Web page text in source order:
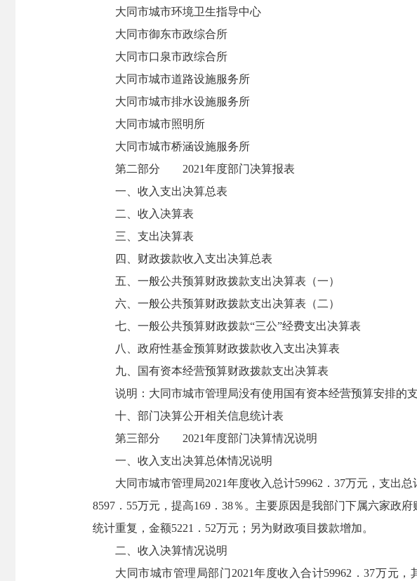
大同市城市环境卫生指导中心
大同市御东市政综合所
大同市口泉市政综合所
大同市城市道路设施服务所
大同市城市排水设施服务所
大同市城市照明所
大同市城市桥涵设施服务所
第二部分 2021年度部门决算报表
一、收入支出决算总表
二、收入决算表
三、支出决算表
四、财政拨款收入支出决算总表
五、一般公共预算财政拨款支出决算表（一）
六、一般公共预算财政拨款支出决算表（二）
七、一般公共预算财政拨款“三公”经费支出决算表
八、政府性基金预算财政拨款收入支出决算表
九、国有资本经营预算财政拨款支出决算表
说明：大同市城市管理局没有使用国有资本经营预算安排的
十、部门决算公开相关信息统计表
第三部分 2021年度部门决算情况说明
一、收入支出决算总体情况说明
大同市城市管理局2021年度收入总计59962．37万元，支出
8597．55万元，提高169．38％。主要原因是我部门下属六家政
统计重复，金额5221．52万元；另为财政项目拨款增加。
二、收入决算情况说明
大同市城市管理局部门2021年度收入合计59962．37万元